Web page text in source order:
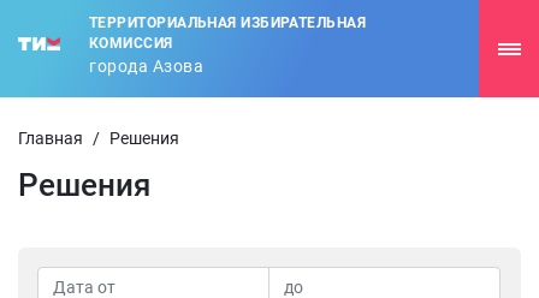
ТЕРРИТОРИАЛЬНАЯ ИЗБИРАТЕЛЬНАЯ
КОМИССИЯ
города Азова
Главная / Решения
Решения